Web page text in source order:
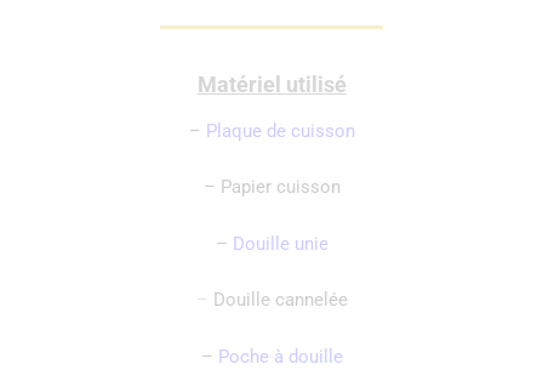
Matériel utilisé
– Plaque de cuisson
– Papier cuisson
– Douille unie
– Douille cannelée
– Poche à douille